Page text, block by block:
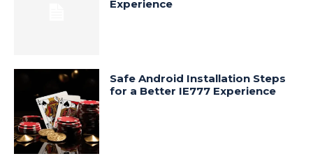
Experience
Safe Android Installation Steps
for a Better IE777 Experience